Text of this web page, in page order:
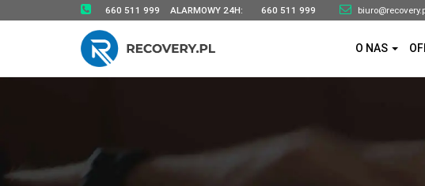
660 511 999 ALARMOWY 24H: 660 511 999
O NAS